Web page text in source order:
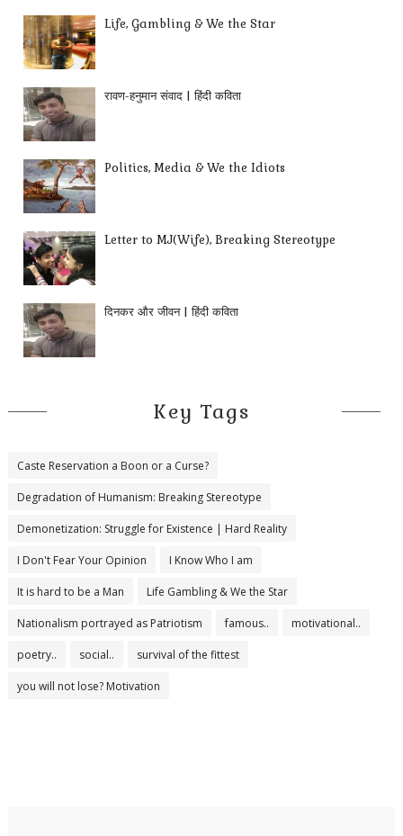
Life, Gambling & We the Star
रावण-हनुमान संवाद | हिंदी कविता
Politics, Media & We the Idiots
Letter to MJ(Wife), Breaking Stereotype
दिनकर और जीवन | हिंदी कविता
Key Tags
Caste Reservation a Boon or a Curse?
Degradation of Humanism: Breaking Stereotype
Demonetization: Struggle for Existence | Hard Reality
I Don't Fear Your Opinion I Know Who I am
It is hard to be a Man Life Gambling & We the Star
Nationalism portrayed as Patriotism famous.. motivational..
poetry.. social.. survival of the fittest
you will not lose? Motivation